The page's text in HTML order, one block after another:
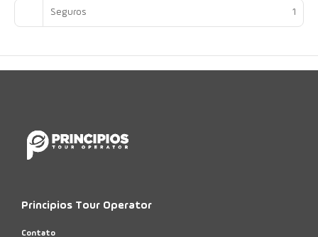
Seguros 1
Principios Tour Operator
Contato